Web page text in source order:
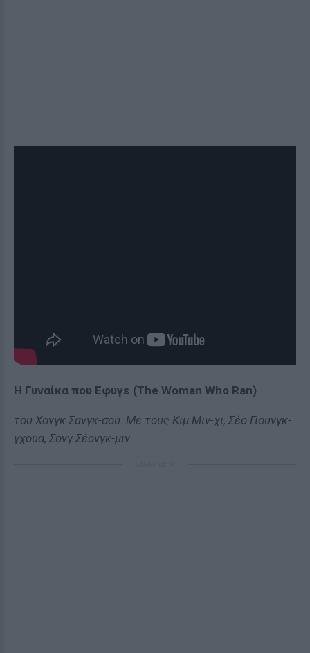
Η Γυναίκα που Εφυγε (The Woman Who Ran)
του Χονγκ Σανγκ-σου. Με τους Κιμ Μιν-χι, Σέο Γιουνγκ-
γχουα, Σονγ Σέονγκ-μιν.